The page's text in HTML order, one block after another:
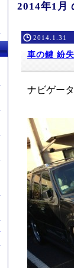
2014年1月
2014.1.31
車の鍵 紛
ナビゲー